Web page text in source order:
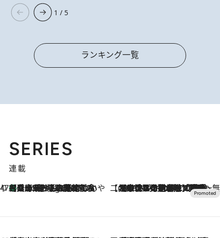
1 / 5
ランキング一覧
SERIES
連載
47都道府県の手みやげ ひんやりスイーツで夏を満喫
5 Hours Ago
【兵庫県】この夏絶対食べたい 冷やしておいしいおやつ3選 淡路島の恵みをジェラートに集約 【CREA×星野リゾート】唯一無二。癒しと発見が待つ場所へ
2026.8.7
【トンボの足水浴】ヒノキの香りに包まれて涼感マックス！約13℃の湧水かけ流しを避暑地「星野温泉 トンボの湯」で体験